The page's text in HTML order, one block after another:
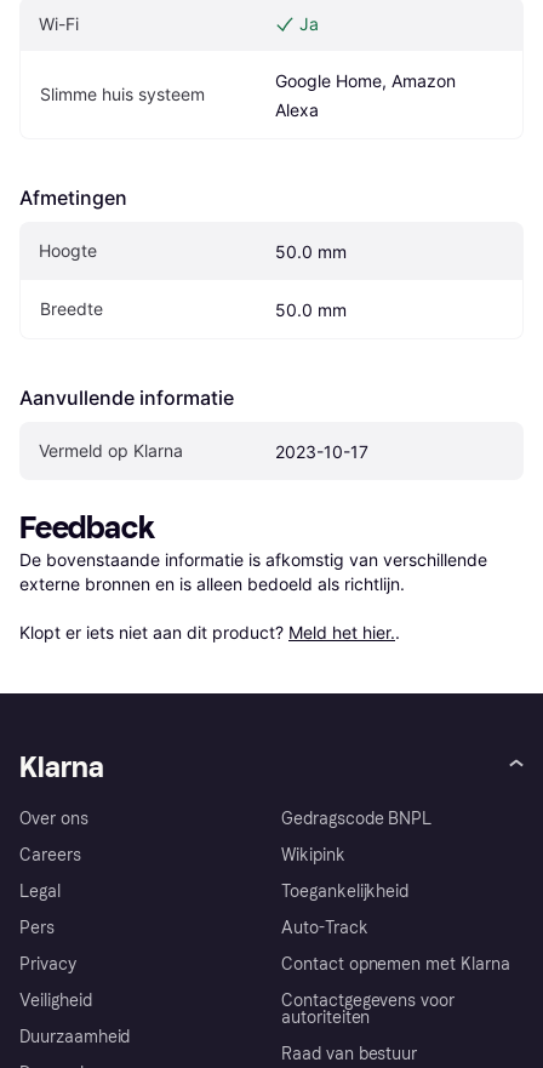
Wi-Fi Ja
Slimme huis systeem
Google Home, Amazon
Alexa
Afmetingen
Hoogte 50.0 mm
Breedte 50.0 mm
Aanvullende informatie
Vermeld op Klarna 2023-10-17
Feedback
De bovenstaande informatie is afkomstig van verschillende
externe bronnen en is alleen bedoeld als richtlijn.
Klopt er iets niet aan dit product? Meld het hier..
Klarna
Over ons
Careers
Legal
Pers
Privacy
Veiligheid
Duurzaamheid
Gedragscode BNPL
Wikipink
Toegankelijkheid
Auto-Track
Contact opnemen met Klarna
Contactgegevens voor
autoriteiten
Raad van bestuur